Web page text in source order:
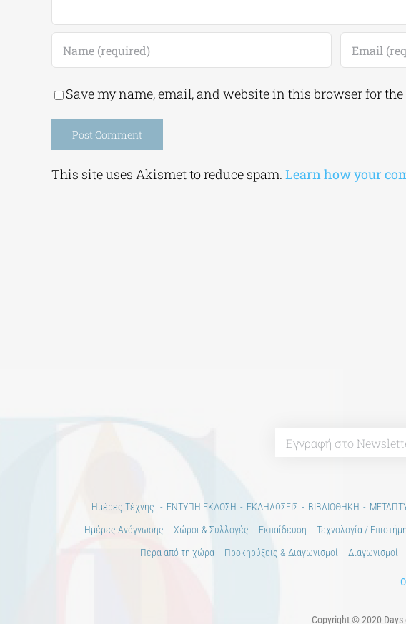
Save my name, email, and website in this browser for
This site uses Akismet to reduce spam. Learn how your
Ημέρες Τέχνης ΕΝΤΥΠΗ ΕΚΔΟΣΗ ΕΚΔΗΛΩΣΕΙΣ ΒΙΒΛΙΟΘΗΚΗ
Ημέρες Ανάγνωσης
Χώροι & Συλλογές Εκπαίδευση Τεχνολογία / Επιστήμη
Πέρα από τη χώρα
Προκηρύξεις & Διαγωνισμοί Διαγωνισμοί
Copyright © 2020 Days